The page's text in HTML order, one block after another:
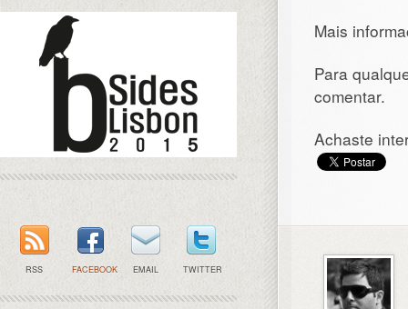
Mais
Para
comentar.
Achaste
RSS FACEBOOK EMAIL TWITTER